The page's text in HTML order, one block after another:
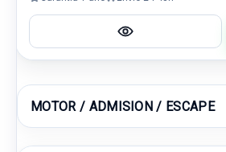
MOTOR / ADMISION / ESCAPE